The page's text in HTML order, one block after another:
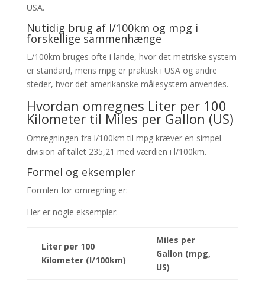
USA.
Nutidig brug af l/100km og mpg i
forskellige sammenhænge
L/100km bruges ofte i lande, hvor det metriske system
er standard, mens mpg er praktisk i USA og andre
steder, hvor det amerikanske målesystem anvendes.
Hvordan omregnes Liter per 100
Kilometer til Miles per Gallon (US)
Omregningen fra l/100km til mpg kræver en simpel
division af tallet 235,21 med værdien i l/100km.
Formel og eksempler
Formlen for omregning er:
Her er nogle eksempler:
Liter per 100
Kilometer (l/100km)
Miles per
Gallon (mpg,
US)